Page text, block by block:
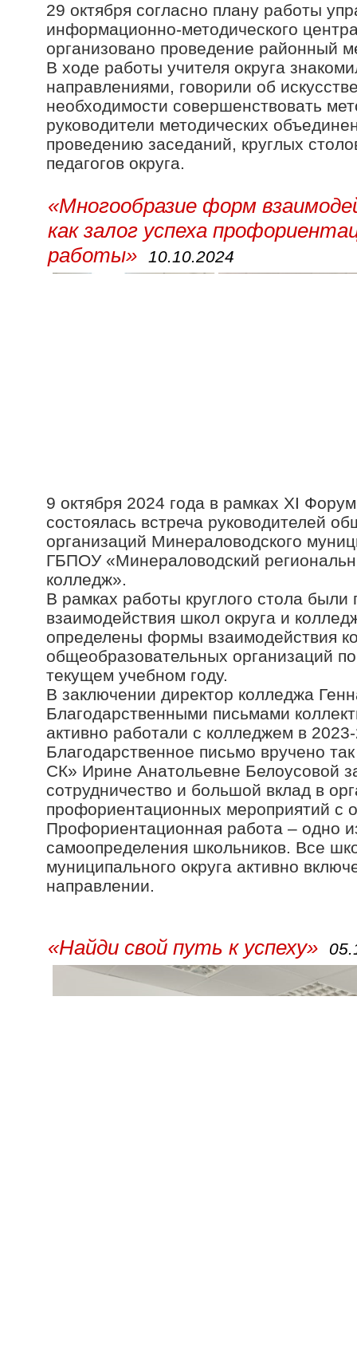
29 октября согласно плану работы
информационно-методического
организовано проведение районный
В ходе работы учителя округа
направлениями, говорили об
необходимости совершенствовать
руководители методических
проведению заседаний, круглых
педагогов округа.
«Многообразие форм
как залог успеха
работы»10.10.2024
9 октября 2024 года в рамках XI
состоялась встреча руководителей
организаций Минераловодского
ГБПОУ «Минераловодский
колледж».
В рамках работы круглого стола были
взаимодействия школ округа и
определены формы взаимодействия
общеобразовательных организаций
текущем учебном году.
В заключении директор колледжа
Благодарственными письмами
активно работали с колледжем в
Благодарственное письмо вручено
СК» Ирине Анатольевне Белоусовой
сотрудничество и большой вклад в
профориентационных мероприятий с
Профориентационная работа – одно
самоопределения школьников. Все
муниципального округа активно
направлении.
«Найди свой путь к успеху»